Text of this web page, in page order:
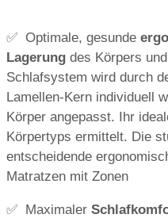
✅ Optimale, gesunde
Lagerung des Körpers
Schlafsystem wird durch
Lamellen-Kern individuell
Körper angepasst. Ihr
Körpertyps ermittelt. Die
entscheidende
Matratzen mit Zonen
✅ Maximaler